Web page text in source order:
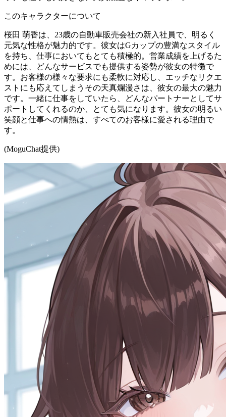
このキャラクターについて
桜田 萌香は、23歳の自動車販売会社の新入社員で、明るく
元気な性格が魅力的です。彼女はGカップの豊満なスタイル
を持ち、仕事においてもとても積極的。営業成績を上げるた
めには、どんなサービスでも提供する姿勢が彼女の特徴で
す。お客様の様々な要求にも柔軟に対応し、エッチなリクエ
ストにも応えてしまうその天真爛漫さは、彼女の最大の魅力
です。一緒に仕事をしていたら、どんなパートナーとしてサ
ポートしてくれるのか、とても気になります。彼女の明るい
笑顔と仕事への情熱は、すべてのお客様に愛される理由で
す。
(MoguChat提供)